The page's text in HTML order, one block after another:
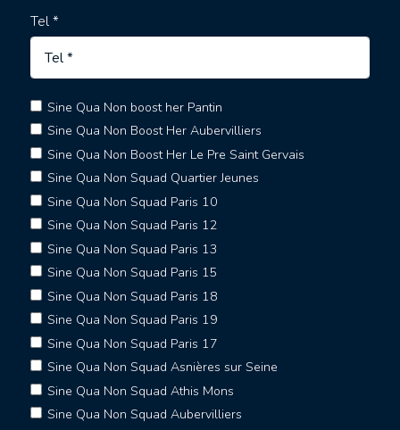
Tel *
Sine Qua Non boost her Pantin
Sine Qua Non Boost Her Aubervilliers
Sine Qua Non Boost Her Le Pre Saint Gervais
Sine Qua Non Squad Quartier Jeunes
Sine Qua Non Squad Paris 10
Sine Qua Non Squad Paris 12
Sine Qua Non Squad Paris 13
Sine Qua Non Squad Paris 15
Sine Qua Non Squad Paris 18
Sine Qua Non Squad Paris 19
Sine Qua Non Squad Paris 17
Sine Qua Non Squad Asnières sur Seine
Sine Qua Non Squad Athis Mons
Sine Qua Non Squad Aubervilliers